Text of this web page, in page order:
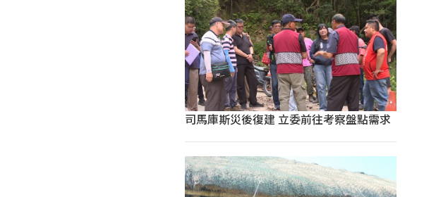
司馬庫斯災後復建 立委前往考察盤點需求